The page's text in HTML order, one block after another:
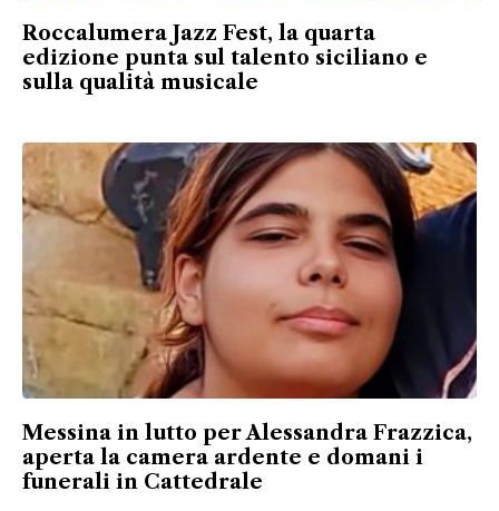
Roccalumera Jazz Fest, la quarta
edizione punta sul talento siciliano e
sulla qualità musicale
Messina in lutto per Alessandra Frazzica,
aperta la camera ardente e domani i
funerali in Cattedrale